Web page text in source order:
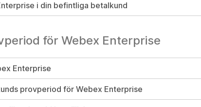
i din befintliga betalkund
för Webex Enterprise
Enterprise
provperiod för Webex Enterprise